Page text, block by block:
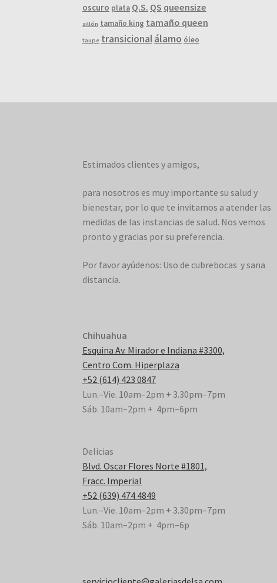
oscuro plata Q.S. QS queensize
sillón tamaño king tamaño queen
taupe transicionalálamo óleo
Estimados clientes y amigos,
para nosotros es muy importante su salud y
bienestar, por lo que te invitamos a atender las
medidas de las instancias de salud. Nos vemos
pronto y gracias por su preferencia.
Por favor ayúdenos: Uso de cubrebocas y sana
distancia.
Chihuahua
Esquina Av. Mirador e Indiana #3300,
Centro Com. Hiperplaza
+52 (614) 423 0847
Lun.–Vie. 10am–2pm + 3.30pm–7pm
Sáb. 10am–2pm + 4pm–6pm
Delicias
Blvd. Oscar Flores Norte #1801,
Fracc. Imperial
+52 (639) 474 4849
Lun.–Vie. 10am–2pm + 3.30pm–7pm
Sáb. 10am–2pm + 4pm–6p